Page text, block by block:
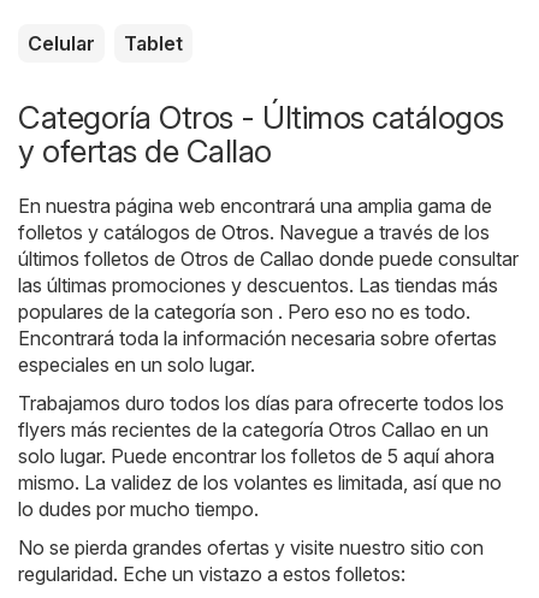
Celular Tablet
Categoría Otros - Últimos catálogos
y ofertas de Callao
En nuestra página web encontrará una amplia gama de
folletos y catálogos de Otros. Navegue a través de los
últimos folletos de Otros de Callao donde puede consultar
las últimas promociones y descuentos. Las tiendas más
populares de la categoría son . Pero eso no es todo.
Encontrará toda la información necesaria sobre ofertas
especiales en un solo lugar.
Trabajamos duro todos los días para ofrecerte todos los
flyers más recientes de la categoría Otros Callao en un
solo lugar. Puede encontrar los folletos de 5 aquí ahora
mismo. La validez de los volantes es limitada, así que no
lo dudes por mucho tiempo.
No se pierda grandes ofertas y visite nuestro sitio con
regularidad. Eche un vistazo a estos folletos: